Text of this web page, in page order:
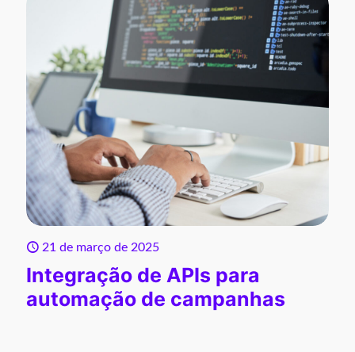
21 de março de 2025
Integração de APIs para
automação de campanhas